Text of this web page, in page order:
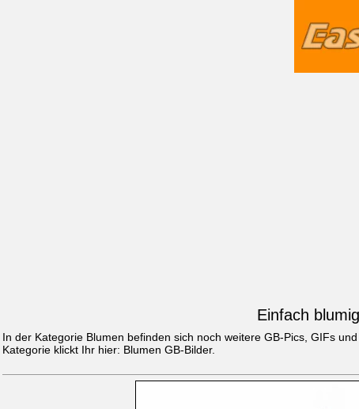
Einfach
In der Kategorie Blumen befinden sich noch weitere GB-Pics, GIFs
Kategorie klickt Ihr hier: Blumen GB-Bilder.